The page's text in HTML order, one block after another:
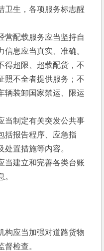
生，各项服务标志醒
配载服务应当坚持自
息应当真实、准确。
超限、超载配货，不
照不全者提供服务；不
辆装卸国家禁运、限运
制定有关突发公共事
括报告程序、应急指
置措施等内容。
建立和完善各类台账
。
应当加强对道路货物
检查。